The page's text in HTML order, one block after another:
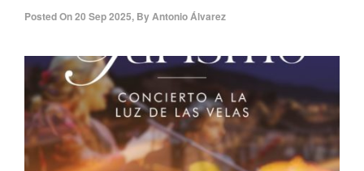
Posted On20 Sep 2025, ByAntonio Álvarez